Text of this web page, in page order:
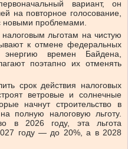
вариант, он
на повторное голосование,
новыми проблемами.
льготам на чистую
к отмене федеральных
времен Байдена,
поэтапно их отменять
срок действия налоговых
ветровые и солнечные
начнут строительство в
полную налоговую льготу.
в 2026 году, эта льгота
году — до 20%, а в 2028